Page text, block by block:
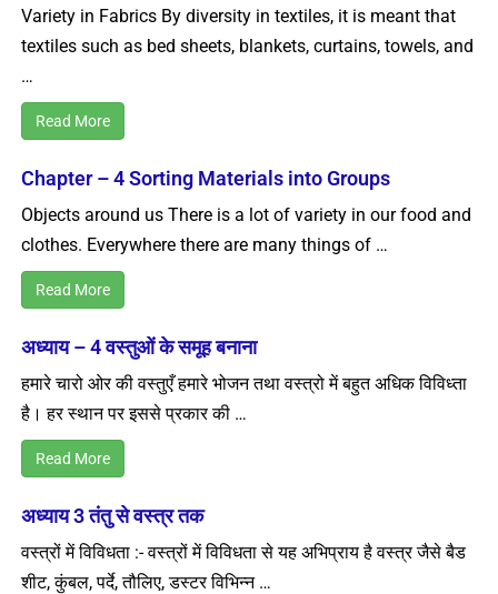
Variety in Fabrics By diversity in textiles, it is meant that
textiles such as bed sheets, blankets, curtains, towels, and
…
Read More
Chapter – 4 Sorting Materials into Groups
Objects around us There is a lot of variety in our food and
clothes. Everywhere there are many things of …
Read More
अध्याय – 4 वस्तुओं के समूह बनाना
हमारे चारो ओर की वस्तुएँ हमारे भोजन तथा वस्त्रो में बहुत अधिक विविध्ता
है। हर स्थान पर इससे प्रकार की …
Read More
अध्याय 3 तंतु से वस्त्र तक
वस्त्रों में विविधता :- वस्त्रों में विविधता से यह अभिप्राय है वस्त्र जैसे बैड
शीट, कुंबल, पर्दे, तौलिए, डस्टर विभिन्न …